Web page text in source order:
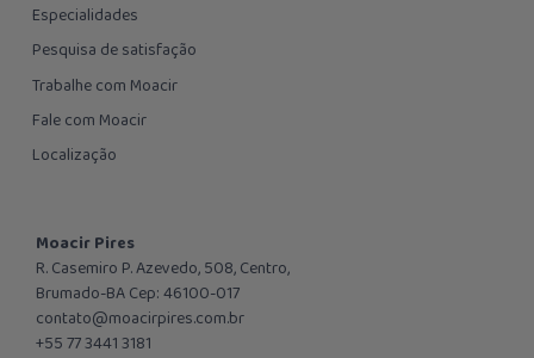
Especialidades
Pesquisa de satisfação
Trabalhe com Moacir
Fale com Moacir
Localização
Moacir Pires
R. Casemiro P. Azevedo, 508, Centro,
Brumado-BA Cep: 46100-017
contato@moacirpires.com.br
+55 77 3441 3181